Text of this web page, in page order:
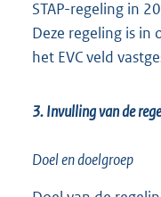
STAP-regeling in
Deze regeling is in
het EVC veld
3. Invulling van de
Doel en doelgroep